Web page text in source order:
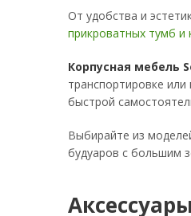
От удобства и
прикроватных тумб и
Корпусная мебель
транспортировке
быстрой
Выбирайте из
будуаров с большим